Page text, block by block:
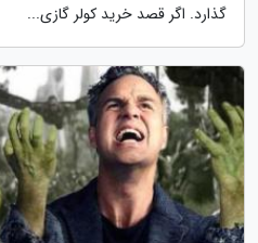
گذارد. اگر قصد خرید کولر گازی...